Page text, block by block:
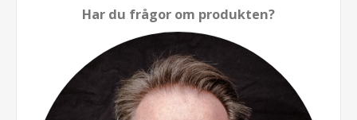
Har du frågor om produkten?